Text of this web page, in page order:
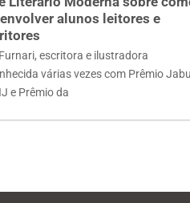
alunos leitores e
escritora e ilustradora
várias vezes com Prêmio
e Prêmio da